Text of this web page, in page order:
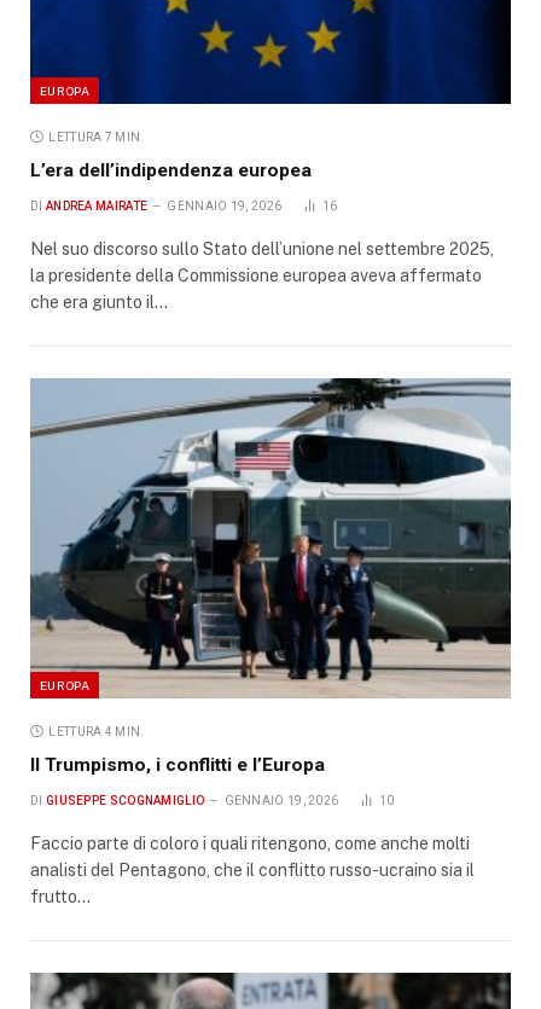
EUROPA
LETTURA 7 MIN.
L’era dell’indipendenza europea
DI ANDREA MAIRATE GENNAIO 19, 2026 16
Nel suo discorso sullo Stato dell’unione nel settembre 2025,
la presidente della Commissione europea aveva affermato
che era giunto il…
EUROPA
LETTURA 4 MIN.
Il Trumpismo, i conflitti e l’Europa
DI GIUSEPPE SCOGNAMIGLIO GENNAIO 19, 2026 10
Faccio parte di coloro i quali ritengono, come anche molti
analisti del Pentagono, che il conflitto russo-ucraino sia il
frutto…